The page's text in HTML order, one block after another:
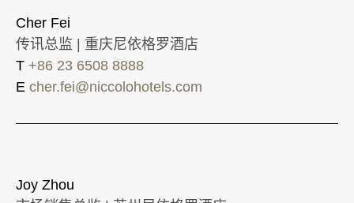
Cher Fei
传讯总监 | 重庆尼依格罗酒店
T +86 23 6508 8888
E cher.fei@niccolohotels.com
Joy Zhou